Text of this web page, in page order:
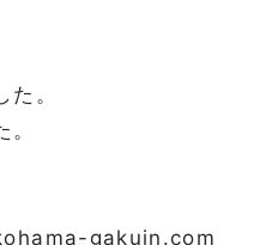
。
gakuin.com